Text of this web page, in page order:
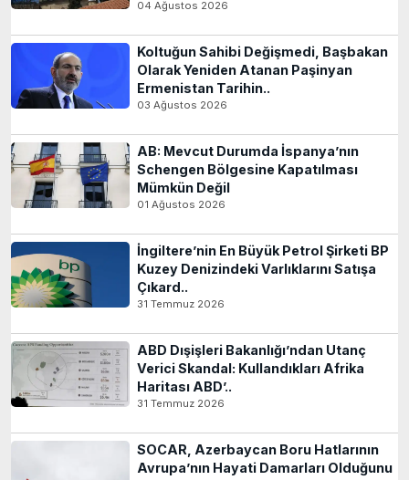
04 Ağustos 2026
Koltuğun Sahibi Değişmedi, Başbakan
Olarak Yeniden Atanan Paşinyan
Ermenistan Tarihin..
03 Ağustos 2026
AB: Mevcut Durumda İspanya’nın
Schengen Bölgesine Kapatılması
Mümkün Değil
01 Ağustos 2026
İngiltere’nin En Büyük Petrol Şirketi BP
Kuzey Denizindeki Varlıklarını Satışa
Çıkard..
31 Temmuz 2026
ABD Dışişleri Bakanlığı’ndan Utanç
Verici Skandal: Kullandıkları Afrika
Haritası ABD’..
31 Temmuz 2026
SOCAR, Azerbaycan Boru Hatlarının
Avrupa’nın Hayati Damarları Olduğunu